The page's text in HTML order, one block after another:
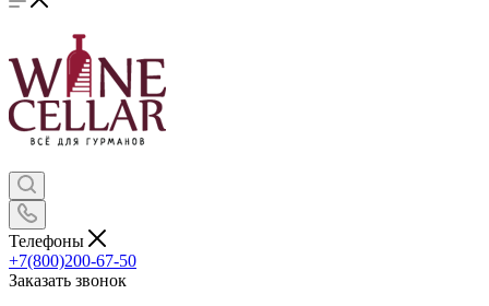
Телефоны
+7(800)200-67-50
Заказать звонок